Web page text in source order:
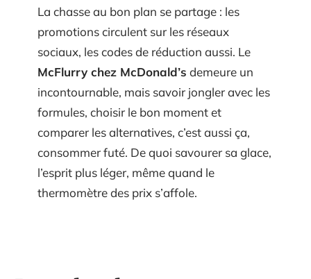
La chasse au bon plan se partage : les
promotions circulent sur les réseaux
sociaux, les codes de réduction aussi. Le
McFlurry chez McDonald’s demeure un
incontournable, mais savoir jongler avec les
formules, choisir le bon moment et
comparer les alternatives, c’est aussi ça,
consommer futé. De quoi savourer sa glace,
l’esprit plus léger, même quand le
thermomètre des prix s’affole.